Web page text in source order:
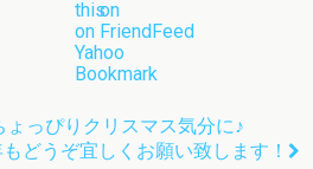
ょっぴりクリスマス気分に♪
どうぞ宜しくお願い致します！